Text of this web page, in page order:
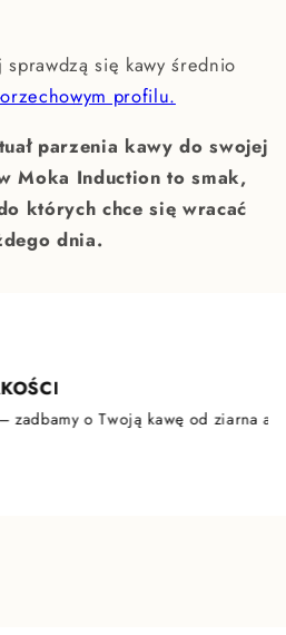
się kawy średnio
profilu.
parzenia kawy do swojej
Moka Induction to smak,
których chce się wracać
dnia.
o Twoją kawę od ziarna aż po